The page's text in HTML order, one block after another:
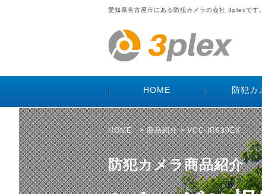
愛知県名古屋市にある防犯カメラの会社 3plexです。
HOME 防犯カ
HOME>商品紹介> VCC-IR930EX
防犯カメラ商品紹介